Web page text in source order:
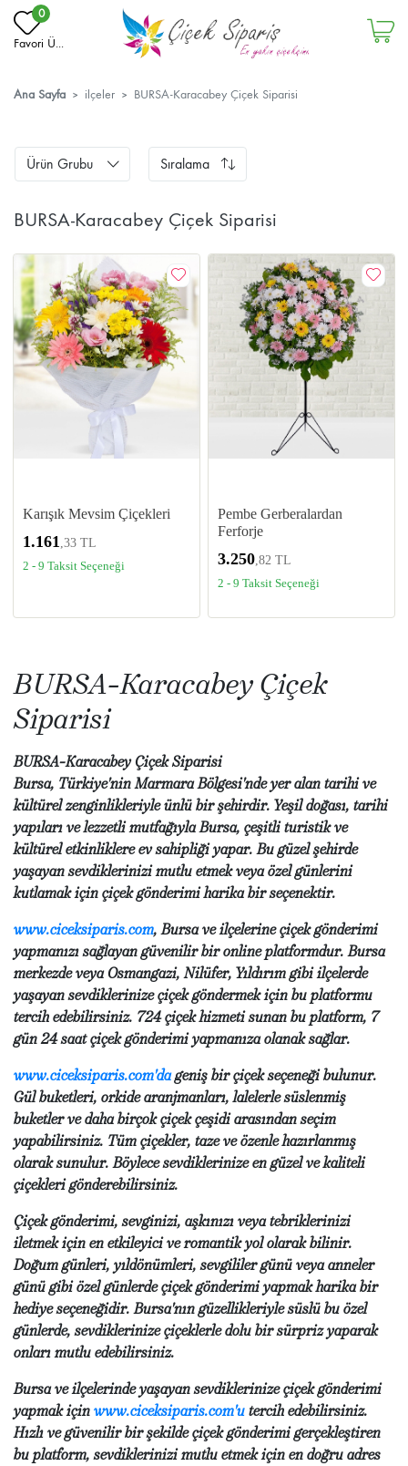
0
Favori Ü...
Ana Sayfa ilçeler BURSA-Karacabey Çiçek Siparisi
Ürün Grubu Sıralama
BURSA-Karacabey Çiçek Siparisi
Karışık Mevsim Çiçekleri
1.161 ,33 TL
2 - 9 Taksit Seçeneği
Pembe Gerberalardan
Ferforje
3.250 ,82 TL
2 - 9 Taksit Seçeneği
BURSA-Karacabey Çiçek
Siparisi
BURSA-Karacabey Çiçek Siparisi
Bursa, Türkiye'nin Marmara Bölgesi'nde yer alan tarihi ve
kültürel zenginlikleriyle ünlü bir şehirdir. Yeşil doğası, tarihi
yapıları ve lezzetli mutfağıyla Bursa, çeşitli turistik ve
kültürel etkinliklere ev sahipliği yapar. Bu güzel şehirde
yaşayan sevdiklerinizi mutlu etmek veya özel günlerini
kutlamak için çiçek gönderimi harika bir seçenektir.
www.ciceksiparis.com, Bursa ve ilçelerine çiçek gönderimi
yapmanızı sağlayan güvenilir bir online platformdur. Bursa
merkezde veya Osmangazi, Nilüfer, Yıldırım gibi ilçelerde
yaşayan sevdiklerinize çiçek göndermek için bu platformu
tercih edebilirsiniz. 724 çiçek hizmeti sunan bu platform, 7
gün 24 saat çiçek gönderimi yapmanıza olanak sağlar.
www.ciceksiparis.com'dageniş bir çiçek seçeneği bulunur.
Gül buketleri, orkide aranjmanları, lalelerle süslenmiş
buketler ve daha birçok çiçek çeşidi arasından seçim
yapabilirsiniz. Tüm çiçekler, taze ve özenle hazırlanmış
olarak sunulur. Böylece sevdiklerinize en güzel ve kaliteli
çiçekleri gönderebilirsiniz.
Çiçek gönderimi, sevginizi, aşkınızı veya tebriklerinizi
iletmek için en etkileyici ve romantik yol olarak bilinir.
Doğum günleri, yıldönümleri, sevgililer günü veya anneler
günü gibi özel günlerde çiçek gönderimi yapmak harika bir
hediye seçeneğidir. Bursa'nın güzellikleriyle süslü bu özel
günlerde, sevdiklerinize çiçeklerle dolu bir sürpriz yaparak
onları mutlu edebilirsiniz.
Bursa ve ilçelerinde yaşayan sevdiklerinize çiçek gönderimi
yapmak için www.ciceksiparis.com'u tercih edebilirsiniz.
Hızlı ve güvenilir bir şekilde çiçek gönderimi gerçekleştiren
bu platform, sevdiklerinizi mutlu etmek için en doğru adres